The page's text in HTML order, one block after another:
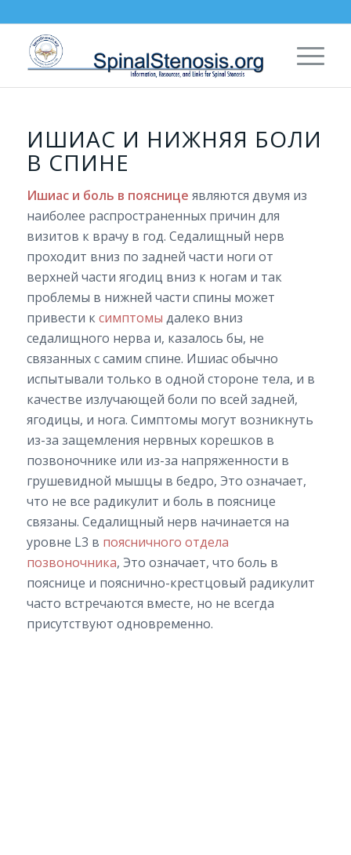
ИШИАС И НИЖНЯЯ БОЛИ
В СПИНЕ
Ишиас и боль в пояснице являются двумя из
наиболее распространенных причин для
визитов к врачу в год. Седалищный нерв
проходит вниз по задней части ноги от
верхней части ягодиц вниз к ногам и так
проблемы в нижней части спины может
привести ксимптомы далеко вниз
седалищного нерва и, казалось бы, не
связанных с самим спине. Ишиас обычно
испытывали только в одной стороне тела, и в
качестве излучающей боли по всей задней,
ягодицы, и нога. Симптомы могут возникнуть
из-за защемления нервных корешков в
позвоночнике или из-за напряженности в
грушевидной мышцы в бедро, Это означает,
что не все радикулит и боль в пояснице
связаны. Седалищный нерв начинается на
уровне L3 в поясничного отдела
позвоночника, Это означает, что боль в
пояснице и пояснично-крестцовый радикулит
часто встречаются вместе, но не всегда
присутствуют одновременно.